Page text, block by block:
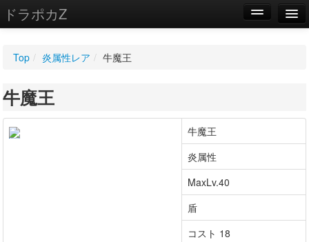
ドラポカZ
WIKI
設定
Top / 炎属性レア / 牛魔王
牛魔王
牛魔王
炎属性
MaxLv.40
盾
コスト 18